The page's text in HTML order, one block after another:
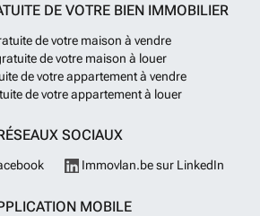
DE VOTRE BIEN IMMOBILIER
de votre maison à vendre
de votre maison à louer
de votre appartement à vendre
de votre appartement à louer
SOCIAUX
Immovlan.be sur LinkedIn
MOBILE